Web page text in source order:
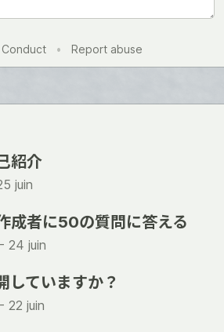
• Report abuse
紹介
juin
成者に50の質問に答える
24 juin
していますか？
22 juin